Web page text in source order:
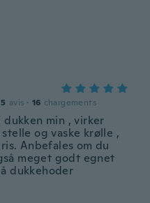
avis · 16 chargements
min , virker
og vaske krølle ,
Anbefales om du
meget godt egnet
dukkehoder